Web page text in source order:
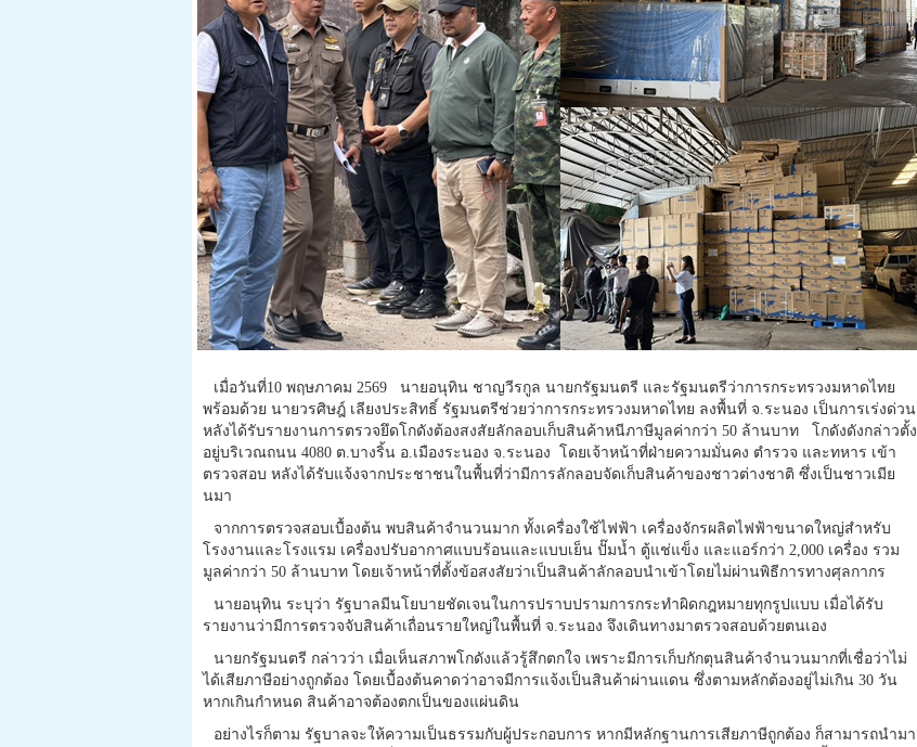
เมื่อวันที่10 พฤษภาคม 2569 นายอนุทิน ชาญวีรกูล นายกรัฐมนตรี และรัฐมนตรีว่าการกระทรวงมหาดไทย
พร้อมด้วย นายวรศิษฎ์ เลียงประสิทธิ์ รัฐมนตรีช่วยว่าการกระทรวงมหาดไทย ลงพื้นที่ จ.ระนอง เป็นการเร่งด่วน
หลังได้รับรายงานการตรวจยึดโกดังต้องสงสัยลักลอบเก็บสินค้าหนีภาษีมูลค่ากว่า 50 ล้านบาท โกดังดังกล่าวตั้ง
อยู่บริเวณถนน 4080 ต.บางริ้น อ.เมืองระนอง จ.ระนอง โดยเจ้าหน้าที่ฝ่ายความมั่นคง ตำรวจ และทหาร เข้า
ตรวจสอบ หลังได้รับแจ้งจากประชาชนในพื้นที่ว่ามีการลักลอบจัดเก็บสินค้าของชาวต่างชาติ ซึ่งเป็นชาวเมีย
นมา
จากการตรวจสอบเบื้องต้น พบสินค้าจำนวนมาก ทั้งเครื่องใช้ไฟฟ้า เครื่องจักรผลิตไฟฟ้าขนาดใหญ่สำหรับ
โรงงานและโรงแรม เครื่องปรับอากาศแบบร้อนและแบบเย็น ปั๊มน้ำ ตู้แช่แข็ง และแอร์กว่า 2,000 เครื่อง รวม
มูลค่ากว่า 50 ล้านบาท โดยเจ้าหน้าที่ตั้งข้อสงสัยว่าเป็นสินค้าลักลอบนำเข้าโดยไม่ผ่านพิธีการทางศุลกากร
นายอนุทิน ระบุว่า รัฐบาลมีนโยบายชัดเจนในการปราบปรามการกระทำผิดกฎหมายทุกรูปแบบ เมื่อได้รับ
รายงานว่ามีการตรวจจับสินค้าเถื่อนรายใหญ่ในพื้นที่ จ.ระนอง จึงเดินทางมาตรวจสอบด้วยตนเอง
นายกรัฐมนตรี กล่าวว่า เมื่อเห็นสภาพโกดังแล้วรู้สึกตกใจ เพราะมีการเก็บกักตุนสินค้าจำนวนมากที่เชื่อว่าไม่
ได้เสียภาษีอย่างถูกต้อง โดยเบื้องต้นคาดว่าอาจมีการแจ้งเป็นสินค้าผ่านแดน ซึ่งตามหลักต้องอยู่ไม่เกิน 30 วัน
หากเกินกำหนด สินค้าอาจต้องตกเป็นของแผ่นดิน
อย่างไรก็ตาม รัฐบาลจะให้ความเป็นธรรมกับผู้ประกอบการ หากมีหลักฐานการเสียภาษีถูกต้อง ก็สามารถนำมา